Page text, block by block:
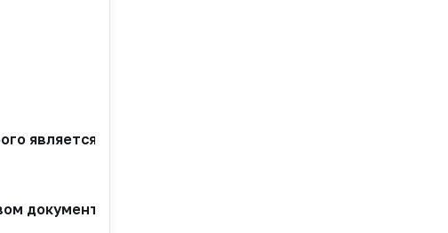
является Институт развития интернета (ИРИ). В
документе безграничные возможности онлайн-